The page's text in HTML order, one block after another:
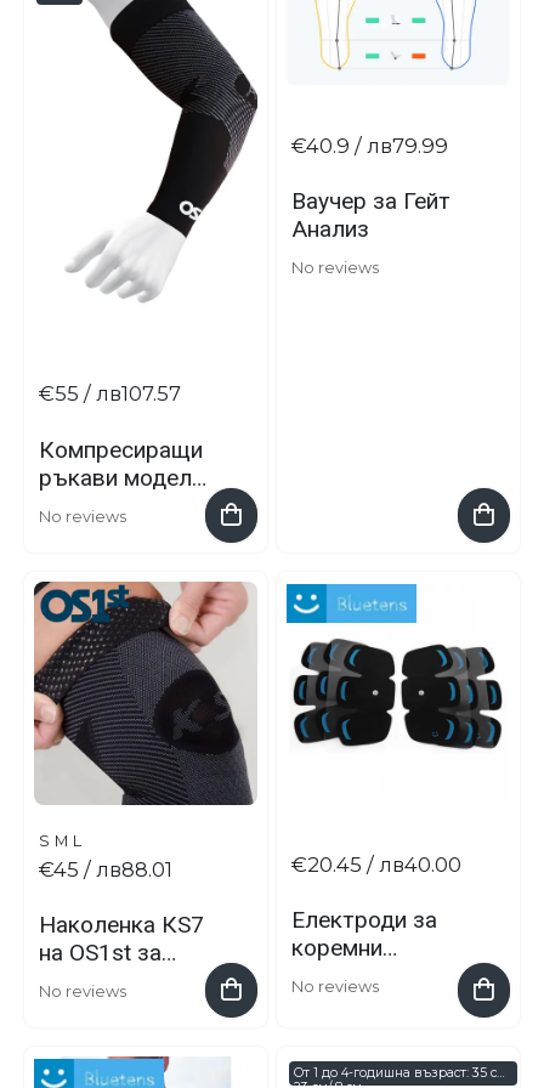
Компресиращи
ръкави модел
AS6 на марката
No reviews
€55 / лв107.57
Ваучер за Гейт
Анализ
No reviews
€40.9 / лв79.99
S M L
Наколенка КS7
на OS1st за
терапия и
No reviews
€45 / лв88.01
Електроди за
коремни
мускули
No reviews
€20.45 / лв40.00
От 1 до 4-годишна възраст: 35 см/